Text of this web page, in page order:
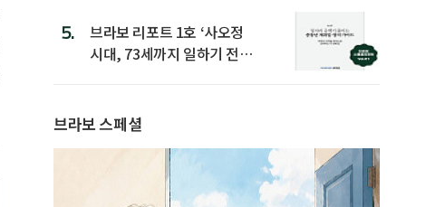
5.
브라보 리포트 1호 ‘사오정
시대, 73세까지 일하기 전략’
브라보 스페셜